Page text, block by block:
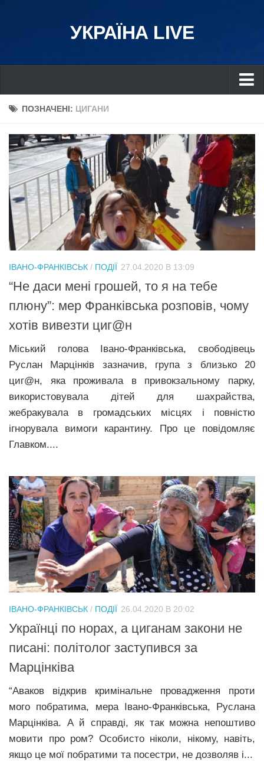
УКРАЇНА LIVE
Україна
Дніпро
Львів
Івано-Франківськ
Харків
Донбас
Одеса
Схід
Прикарпаття
Економіка
Політика
Світ
Цікаво
Технології
Історії
Рецепти
Здоров’я
Події
Кримінал
Трагедії
Курйози
Суспільство
Культура
Шоу-біз
#Війна
ПОЗНАЧЕНІ: ЦИГАНИ
ІВАНО-ФРАНКІВСЬК / ПОДІЇ 27.04.2020 В 13:09
“Не даси мені грошей, то я на тебе
плюну”: мер Франківська розповів, чому
хотів вивезти циг@н
Міський голова Івано-Франківська, свободівець
Руслан Марцінків зазначив, група з близько 20
циг@н, яка проживала в привокзальному парку,
використовувала дітей для шахрайства,
жебракувала в громадських місцях і повністю
ігнорувала вимоги карантину. Про це повідомляє
Главком....
ІВАНО-ФРАНКІВСЬК / ПОДІЇ 26.04.2020 В 20:02
Українці по норах, а циганам закони не
писані: політолог заступився за
Марцінківа
“Аваков відкрив кримінальне провадження проти
мого побратима, мера Івано-Франківська, Руслана
Марцінківа. А й справді, як так можна непоштиво
мовити про ром? Особисто ніколи, нікому, навіть,
якщо це мої побратими та посестри, не дозволяв і...